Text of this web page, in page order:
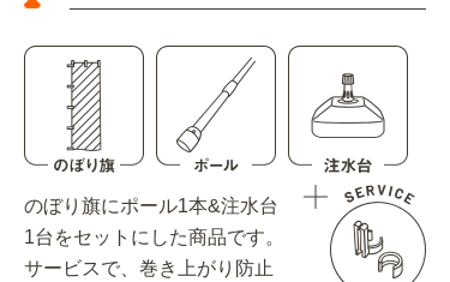
のぼり旗にポール1本&注水台
1台をセットにした商品です。
サービスで、巻き上がり防止